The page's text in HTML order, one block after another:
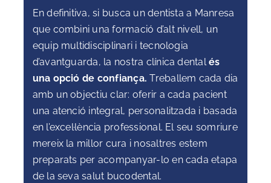
En definitiva, si busca un dentista a Manresa
que combini una formació d’alt nivell, un
equip multidisciplinari i tecnologia
d’avantguarda, la nostra clínica dentalés
una opció de confiança. Treballem cada dia
amb un objectiu clar: oferir a cada pacient
una atenció integral, personalitzada i basada
en l’excel·lència professional. El seu somriure
mereix la millor cura i nosaltres estem
preparats per acompanyar-lo en cada etapa
de la seva salut bucodental.